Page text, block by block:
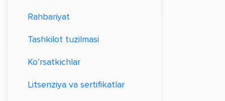
Rahbariyat
Tashkilot tuzilmasi
Ko’rsatkichlar
Litsenziya va sertifikatlar